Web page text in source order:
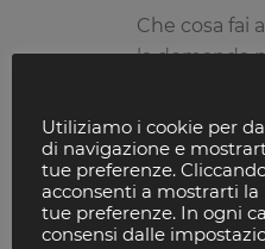
Che cosa fai
la domanda
metà di
ogni giorno.
dalla
niente, anche
Utiliziamo i cookie per
di navigazione e
tue preferenze.
acconsenti a mostrarti
tue preferenze. In ogni
consensi dalle